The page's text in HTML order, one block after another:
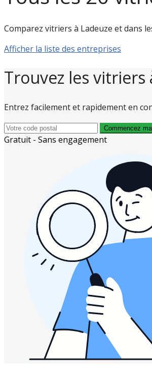
Comparez vitriers à Ladeuze et dans
Afficher la liste des entreprises
Trouvez les vitriers
Entrez facilement et rapidement en
Commencez
Gratuit - Sans engagement